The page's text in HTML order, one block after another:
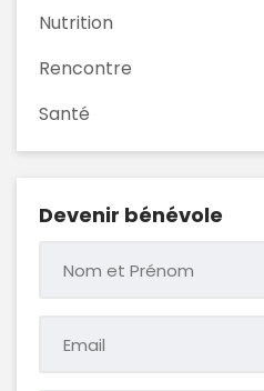
Nutrition
Rencontre
Santé
Devenir bénévole